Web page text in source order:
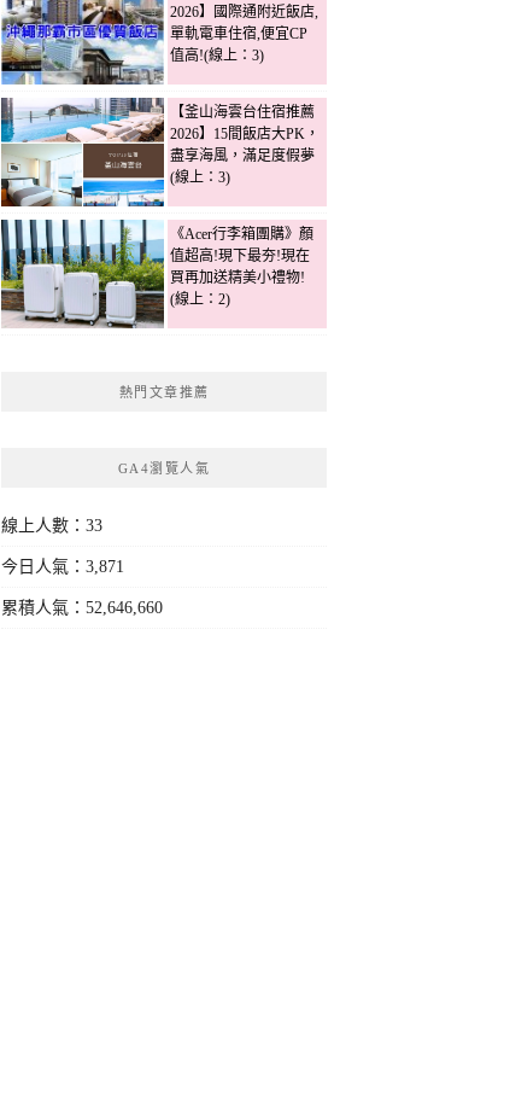
2026】國際通附近飯店,
單軌電車住宿,便宜CP
值高!(線上：3)
【釜山海雲台住宿推薦
2026】15間飯店大PK，
盡享海風，滿足度假夢
(線上：3)
《Acer行李箱團購》顏
值超高!現下最夯!現在
買再加送精美小禮物!
(線上：2)
熱門文章推薦
GA4瀏覽人氣
線上人數：33
今日人氣：3,871
累積人氣：52,646,660